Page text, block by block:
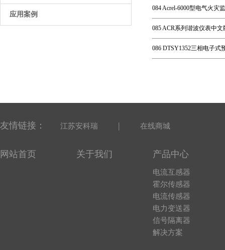
应用案例
084 Acrel-6000型电气火灾
085 ACR系列谐波仪表中文
086 DTSY1352三相电子式
友情链接： 江苏安科瑞 | 在线商城
网站首页 关于我们 产品中心
电流互感器
霍尔传感器
电流传感器
电力变送器
信号隔离器
解决方案